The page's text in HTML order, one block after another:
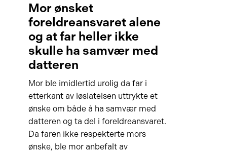
Mor ønsket
foreldreansvaret alene
og at far heller ikke
skulle ha samvær med
datteren
Mor ble imidlertid urolig da far i
etterkant av løslatelsen uttrykte et
ønske om både å ha samvær med
datteren og ta del i foreldreansvaret.
Da faren ikke respekterte mors
ønske, ble mor anbefalt av